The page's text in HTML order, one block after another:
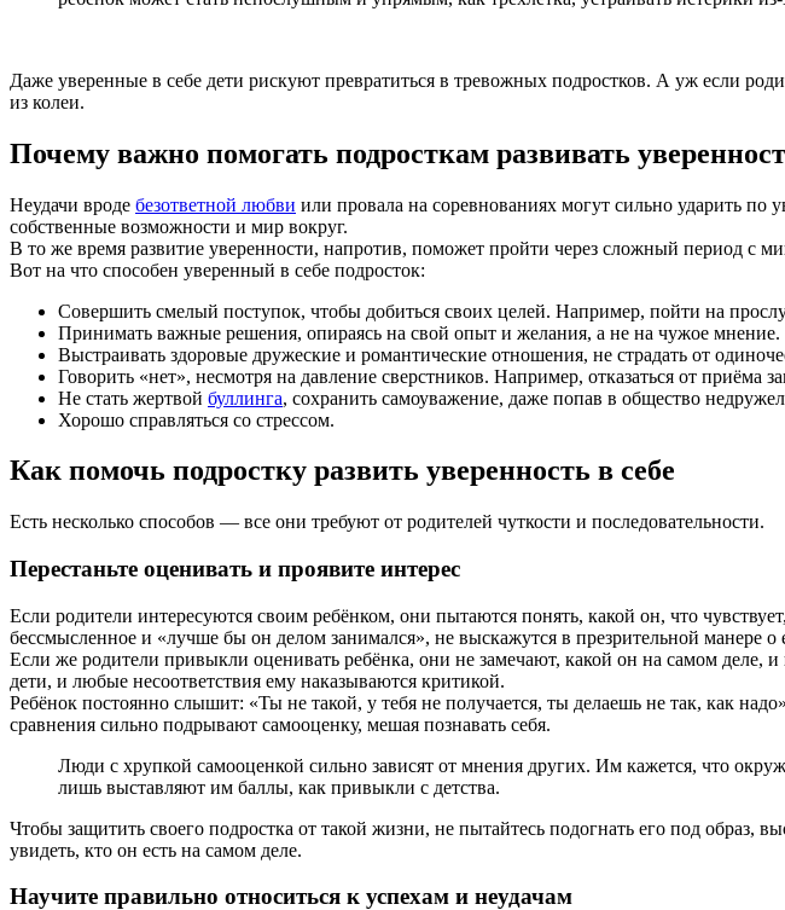
Даже уверенные в себе дети рискуют превратиться в тревожных подростков. А уж если
из колеи.
Почему важно помогать подросткам развивать
Неудачи вроде безответной любви или провала на соревнованиях могут сильно ударить по
собственные возможности и мир вокруг.
В то же время развитие уверенности, напротив, поможет пройти через сложный период с
Вот на что способен уверенный в себе подросток:
Совершить смелый поступок, чтобы добиться своих целей. Например, пойти на
Принимать важные решения, опираясь на свой опыт и желания, а не на чужое мнение.
Выстраивать здоровые дружеские и романтические отношения, не страдать от
Говорить «нет», несмотря на давление сверстников. Например, отказаться от приёма
Не стать жертвой буллинга, сохранить самоуважение, даже попав в общество
Хорошо справляться со стрессом.
Как помочь подростку развить уверенность в себе
Есть несколько способов — все они требуют от родителей чуткости и последовательности.
Перестаньте оценивать и проявите интерес
Если родители интересуются своим ребёнком, они пытаются понять, какой он, что
бессмысленное и «лучше бы он делом занимался», не выскажутся в презрительной манере о
Если же родители привыкли оценивать ребёнка, они не замечают, какой он на самом деле,
дети, и любые несоответствия ему наказываются критикой.
Ребёнок постоянно слышит: «Ты не такой, у тебя не получается, ты делаешь не так, как
сравнения сильно подрывают самооценку, мешая познавать себя.
Люди с хрупкой самооценкой сильно зависят от мнения других. Им кажется, что
лишь выставляют им баллы, как привыкли с детства.
Чтобы защитить своего подростка от такой жизни, не пытайтесь подогнать его под
увидеть, кто он есть на самом деле.
Научите правильно относиться к успехам и неудачам